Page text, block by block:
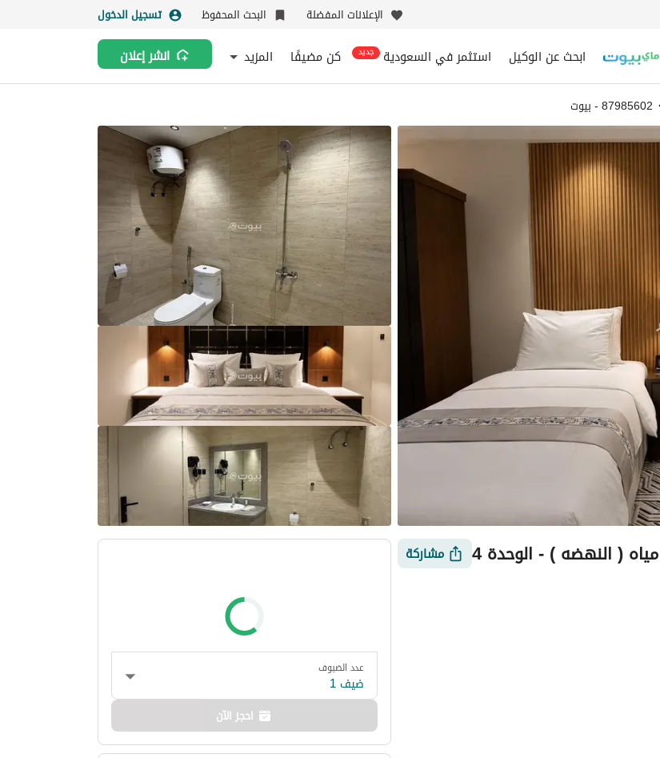
الإعلانات المفضلة البحث المحفوظ تسجيل الدخول
ابحث عن الوكيل استثمر في السعودية جديد كن مضيفًا المزيد انشر إعلان
87985602 - بيوت
( النهضه ) - الوحدة 4
مشاركة
أمور يجب معرفتهاعدد الضيوف
ضيف 1
احجز الآن